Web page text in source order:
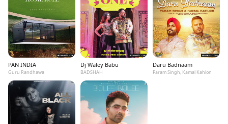
PAN INDIA
Guru Randhawa
Dj Waley Babu
BADSHAH
Daru Badnaam
Param Singh, Kamal Kahlon